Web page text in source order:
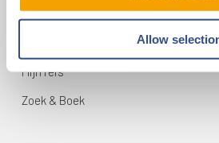
Allow
Vluchten
Mijn reis
Zoek & Boek